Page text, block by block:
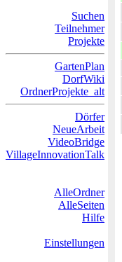
Suchen
Teilnehmer
Projekte
GartenPlan
DorfWiki
OrdnerProjekte_alt
Dörfer
NeueArbeit
VideoBridge
VillageInnovationTalk
AlleOrdner
AlleSeiten
Hilfe
Einstellungen